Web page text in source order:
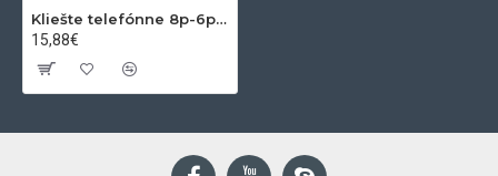
Kliešte telefónne 8p-6p-4p HQ
15,88€